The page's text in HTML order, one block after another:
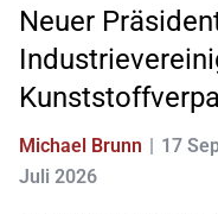
Neuer
Michael Brunn 17
Juli 2026